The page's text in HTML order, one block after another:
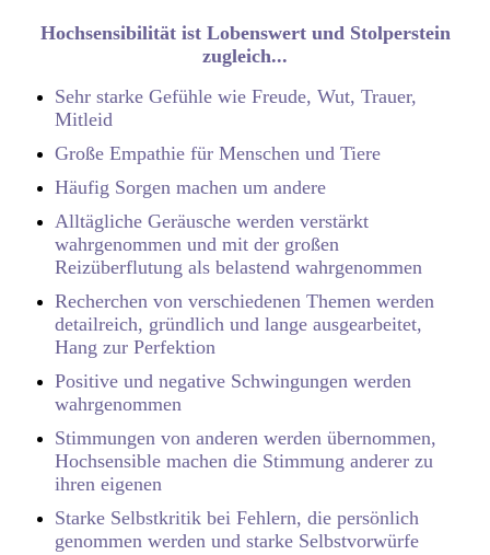
Hochsensibilität ist Lobenswert und Stolperstein
zugleich...
Sehr starke Gefühle wie Freude, Wut, Trauer,
Mitleid
Große Empathie für Menschen und Tiere
Häufig Sorgen machen um andere
Alltägliche Geräusche werden verstärkt
wahrgenommen und mit der großen
Reizüberflutung als belastend wahrgenommen
Recherchen von verschiedenen Themen werden
detailreich, gründlich und lange ausgearbeitet,
Hang zur Perfektion
Positive und negative Schwingungen werden
wahrgenommen
Stimmungen von anderen werden übernommen,
Hochsensible machen die Stimmung anderer zu
ihren eigenen
Starke Selbstkritik bei Fehlern, die persönlich
genommen werden und starke Selbstvorwürfe